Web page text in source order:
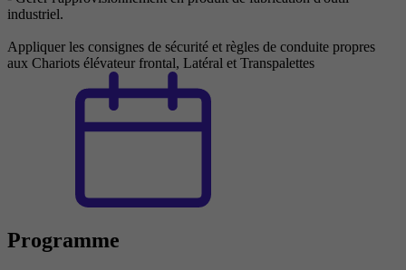
industriel.
Appliquer les consignes de sécurité et règles de conduite propres
aux Chariots élévateur frontal, Latéral et Transpalettes
Programme